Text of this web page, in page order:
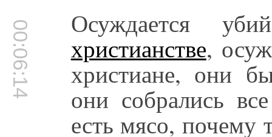
00:06:14 Осуждается
христианстве,
христиане, они
они собрались
есть мясо, почему